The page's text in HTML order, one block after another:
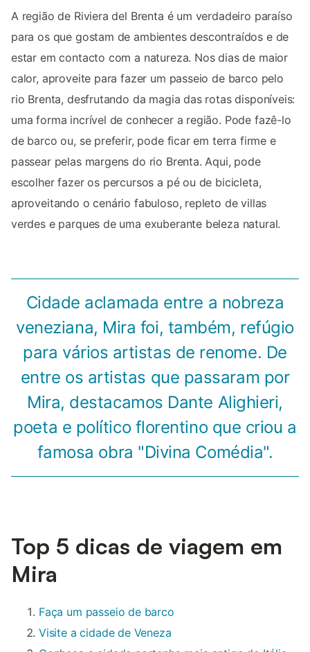
A região de Riviera del Brenta é um verdadeiro paraíso
para os que gostam de ambientes descontraídos e de
estar em contacto com a natureza. Nos dias de maior
calor, aproveite para fazer um passeio de barco pelo
rio Brenta, desfrutando da magia das rotas disponíveis:
uma forma incrível de conhecer a região. Pode fazê-lo
de barco ou, se preferir, pode ficar em terra firme e
passear pelas margens do rio Brenta. Aqui, pode
escolher fazer os percursos a pé ou de bicicleta,
aproveitando o cenário fabuloso, repleto de villas
verdes e parques de uma exuberante beleza natural.
Cidade aclamada entre a nobreza
veneziana, Mira foi, também, refúgio
para vários artistas de renome. De
entre os artistas que passaram por
Mira, destacamos Dante Alighieri,
poeta e político florentino que criou a
famosa obra "Divina Comédia".
Top 5 dicas de viagem em
Mira
Faça um passeio de barco
Visite a cidade de Veneza